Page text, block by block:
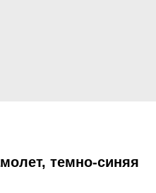
темно-синяя